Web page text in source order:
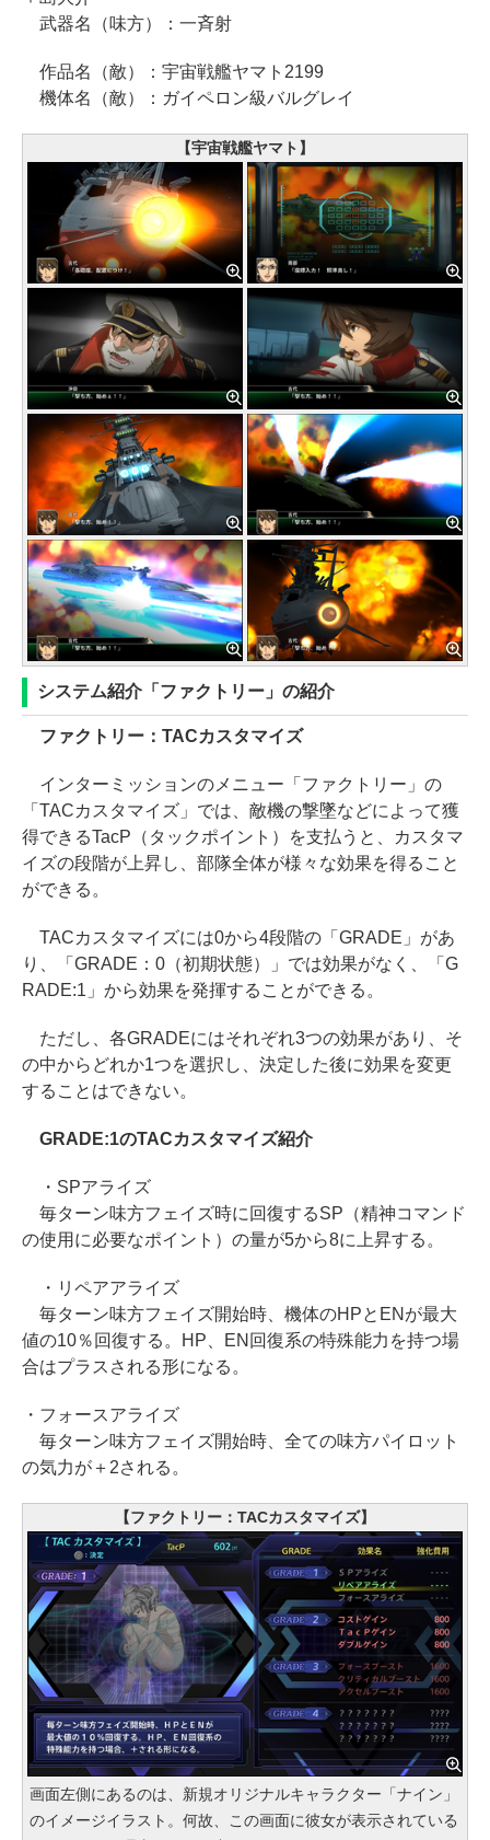
武器名（味方）：一斉射
作品名（敵）：宇宙戦艦ヤマト2199
機体名（敵）：ガイペロン級バルグレイ
【宇宙戦艦ヤマト】
システム紹介「ファクトリー」の紹介
ファクトリー：TACカスタマイズ
インターミッションのメニュー「ファクトリー」の
「TACカスタマイズ」では、敵機の撃墜などによって獲
得できるTacP（タックポイント）を支払うと、カスタマ
イズの段階が上昇し、部隊全体が様々な効果を得ること
ができる。
TACカスタマイズには0から4段階の「GRADE」があ
り、「GRADE：0（初期状態）」では効果がなく、「G
RADE:1」から効果を発揮することができる。
ただし、各GRADEにはそれぞれ3つの効果があり、そ
の中からどれか1つを選択し、決定した後に効果を変更
することはできない。
GRADE:1のTACカスタマイズ紹介
・SPアライズ
毎ターン味方フェイズ時に回復するSP（精神コマンド
の使用に必要なポイント）の量が5から8に上昇する。
・リペアアライズ
毎ターン味方フェイズ開始時、機体のHPとENが最大
値の10％回復する。HP、EN回復系の特殊能力を持つ場
合はプラスされる形になる。
・フォースアライズ
毎ターン味方フェイズ開始時、全ての味方パイロット
の気力が＋2される。
【ファクトリー：TACカスタマイズ】
画面左側にあるのは、新規オリジナルキャラクター「ナイン」
のイメージイラスト。何故、この画面に彼女が表示されている